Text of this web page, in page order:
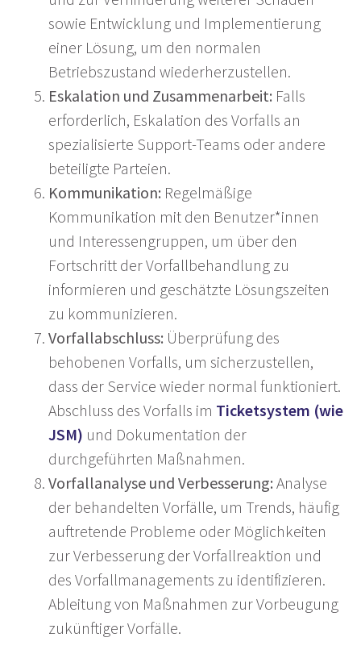
sowie Entwicklung und Implementierung
einer Lösung, um den normalen
Betriebszustand wiederherzustellen.
Eskalation und Zusammenarbeit: Falls
erforderlich, Eskalation des Vorfalls an
spezialisierte Support-Teams oder andere
beteiligte Parteien.
Kommunikation: Regelmäßige
Kommunikation mit den Benutzer*innen
und Interessengruppen, um über den
Fortschritt der Vorfallbehandlung zu
informieren und geschätzte Lösungszeiten
zu kommunizieren.
Vorfallabschluss: Überprüfung des
behobenen Vorfalls, um sicherzustellen,
dass der Service wieder normal funktioniert.
Abschluss des Vorfalls im Ticketsystem (wie
JSM) und Dokumentation der
durchgeführten Maßnahmen.
Vorfallanalyse und Verbesserung: Analyse
der behandelten Vorfälle, um Trends, häufig
auftretende Probleme oder Möglichkeiten
zur Verbesserung der Vorfallreaktion und
des Vorfallmanagements zu identifizieren.
Ableitung von Maßnahmen zur Vorbeugung
zukünftiger Vorfälle.